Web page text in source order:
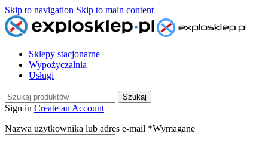
Skip to navigation Skip to main content
Sklepy stacjonarne
Wypożyczalnia
Usługi
Szukaj
Sign in Create an Account
Nazwa użytkownika lub adres e-mail *Wymagane